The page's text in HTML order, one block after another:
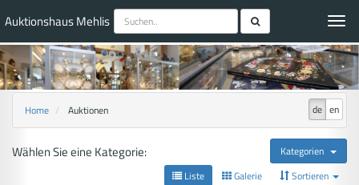
Auktionshaus Mehlis
de en
Home Auktionen
Kategorien
Wählen Sie eine Kategorie:
Liste Galerie Sortieren